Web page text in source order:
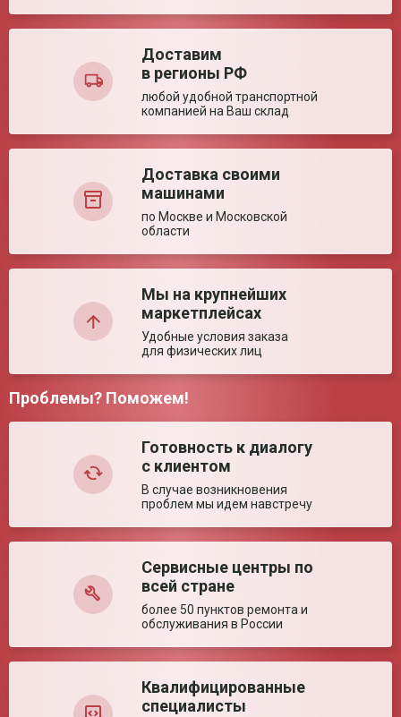
Объем (ед)
0.001 м³
Упаковка (ед)
Картонная коробка
10.5 кг
Технические характеристики
Размер (± 5%)
255*60/35*25 мм
дозатора
Усилие нажатия
25 Н
Габаритные размеры
наконечника ØхД
5,8/45 мм
20 мм
Количество каналов
1
Варианты
Прямое и обратное
Ключевые преимущества
Фиксированный ообъём; 2 режима
наконечника
Регистрационное удостоверение РЗН
Ваша оценка:
Недостатки:
Оставить отзыв
Доставим
в регионы РФ
любой удобной транспортной
компанией на Ваш склад
Доставка своими
машинами
по Москве и Московской
области
Мы на крупнейших
маркетплейсах
Удобные условия заказа
для физических лиц
Проблемы? Поможем!
Готовность к диалогу
с клиентом
В случае возникновения
проблем мы идем навстречу
Сервисные центры по
всей стране
более 50 пунктов ремонта и
обслуживания в России
Квалифицированные
специалисты